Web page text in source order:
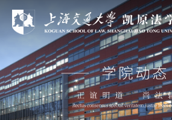
院
概
党
的
师